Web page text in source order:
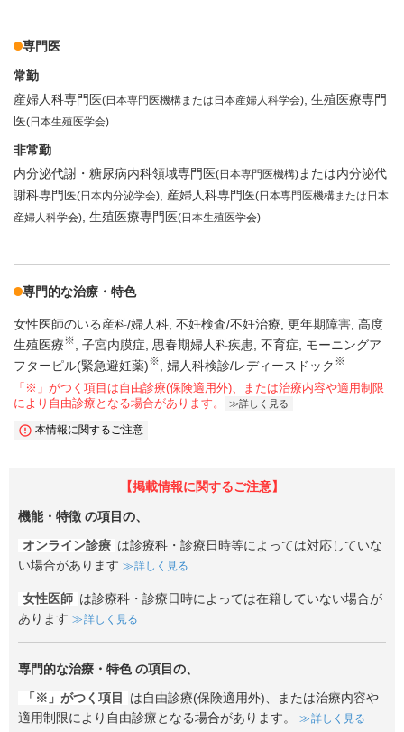
専門医
常勤
産婦人科専門医(日本専門医機構または日本産婦人科学会) 生殖医療専門
医(日本生殖医学会)
非常勤
内分泌代謝・糖尿病内科領域専門医(日本専門医機構)または内分泌代
謝科専門医(日本内分泌学会) 産婦人科専門医(日本専門医機構または日本
産婦人科学会) 生殖医療専門医(日本生殖医学会)
専門的な治療・特色
女性医師のいる産科/婦人科 不妊検査/不妊治療 更年期障害 高度
生殖医療※ 子宮内膜症 思春期婦人科疾患 不育症
モーニングア
フターピル(緊急避妊薬)※ 婦人科検診/レディースドック ※
「※」がつく項目は自由診療(保険適用外)、または治療内容や適用制限
により自由診療となる場合があります。
詳しく見る
本情報に関するご注意
【掲載情報に関するご注意】
機能・特徴 の項目の、
オンライン診療 は診療科・診療日時等によっては対応していな
い場合があります
詳しく見る
女性医師 は診療科・診療日時によっては在籍していない場合が
あります
詳しく見る
専門的な治療・特色の項目の、
「※」がつく項目
は自由診療(保険適用外)、または治療内容や
適用制限により自由診療となる場合があります。
詳しく見る